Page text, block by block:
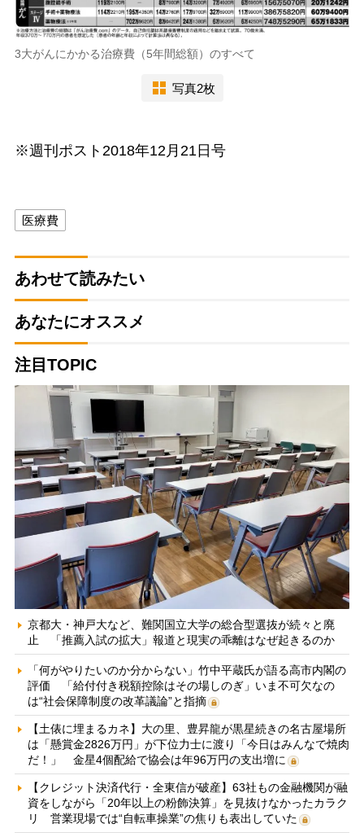
3大がんにかかる治療費（5年間総額）のすべて
写真2枚
※週刊ポスト2018年12月21日号
医療費
あわせて読みたい
あなたにオススメ
注目TOPIC
京都大・神戸大など、難関国立大学の総合型選抜が続々と廃
止 「推薦入試の拡大」報道と現実の乖離はなぜ起きるのか
「何がやりたいのか分からない」竹中平蔵氏が語る高市内閣の
評価 「給付付き税額控除はその場しのぎ」いま不可欠なの
は“社会保障制度の改革議論”と指摘
【土俵に埋まるカネ】大の里、豊昇龍が黒星続きの名古屋場所
は「懸賞金2826万円」が下位力士に渡り「今日はみんなで焼肉
だ！」 金星4個配給で協会は年96万円の支出増に
【クレジット決済代行・全東信が破産】63社もの金融機関が融
資をしながら「20年以上の粉飾決算」を見抜けなかったカラク
リ 営業現場では“自転車操業”の焦りも表出していた